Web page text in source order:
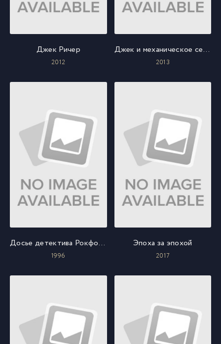
Джек Ричер
2012
Джек и механическое сердце
2013
Досье детектива Рокфорда
1996
Эпоха за эпохой
2017